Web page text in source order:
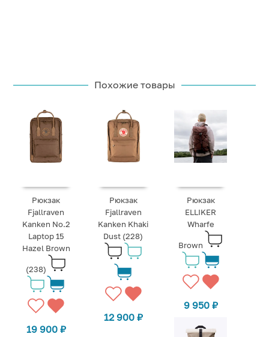
Похожие товары
Рюкзак
Fjallraven
Kanken No.2
Laptop 15
Hazel Brown
(238)
19 900 ₽
Рюкзак
Fjallraven
Kanken Khaki
Dust (228)
12 900 ₽
Рюкзак
ELLIKER
Wharfe
Brown
9 950 ₽